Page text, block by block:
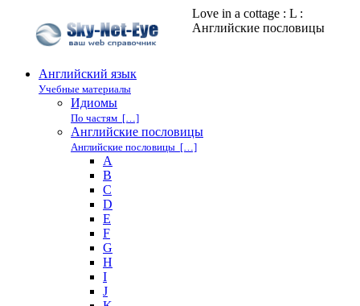
Love in a cottage : L :
Английские пословицы
Английский язык
Учебные материалы
Идиомы
По частям […]
Английские пословицы
Английские пословицы […]
A
B
C
D
E
F
G
H
I
J